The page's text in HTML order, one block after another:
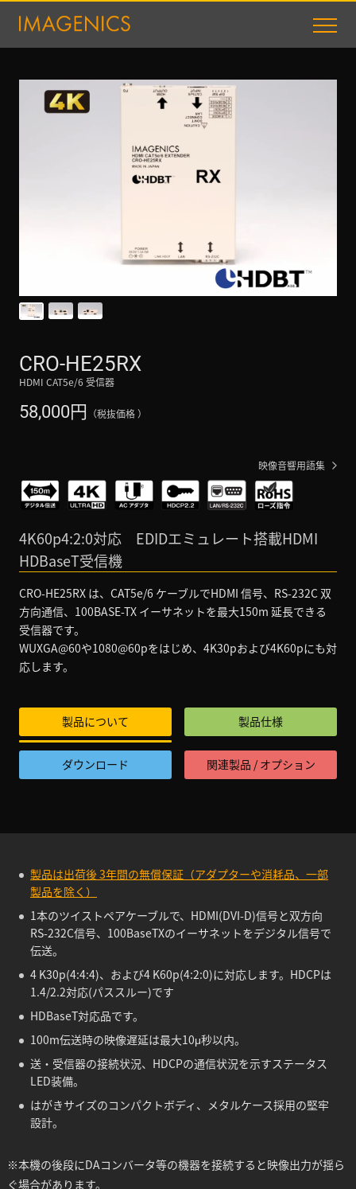
CRO-HE25RX
HDMI CAT5e/6 受信器
58,000円 （税抜価格 ）
映像音響用語集
4K60p4:2:0対応 EDIDエミュレート搭載HDMI
HDBaseT受信機
CRO-HE25RX は、CAT5e/6 ケーブルでHDMI 信号、RS-232C 双
方向通信、100BASE-TX イーサネットを最大150m 延長できる
受信器です。
WUXGA@60や1080@60pをはじめ、4K30pおよび4K60pにも対
応します。
製品について 製品仕様
ダウンロード 関連製品 / オプション
製品は出荷後 3年間の無償保証（アダプターや消耗品、一部
製品を除く）
1本のツイストペアケーブルで、HDMI(DVI-D)信号と双方向
RS-232C信号、100BaseTXのイーサネットをデジタル信号で
伝送。
4 K30p(4:4:4)、および4 K60p(4:2:0)に対応します。HDCPは
1.4/2.2対応(パススルー)です
HDBaseT対応品です。
100m伝送時の映像遅延は最大10μ秒以内。
送・受信器の接続状況、HDCPの通信状況を示すステータス
LED装備。
はがきサイズのコンパクトボディ、メタルケース採用の堅牢
設計。
※本機の後段にDAコンバータ等の機器を接続すると映像出力が揺ら
ぐ場合があります。